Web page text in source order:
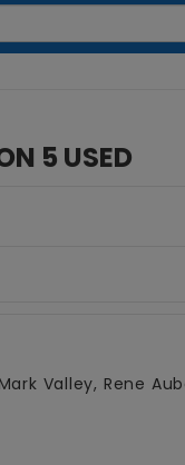
5 USED
Valley, Rene